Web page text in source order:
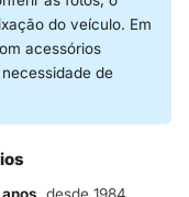
do veículo. Em
acessórios
de
, desde 1984,